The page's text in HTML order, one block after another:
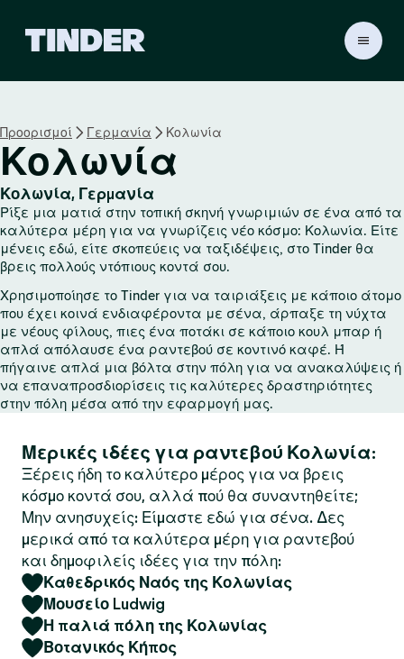
ή
σ
ε
λ
ί
δ
α
T
n
d
e
r
Προορισμοί Γερμανία Κολωνία
Κολωνία
Κολωνία, Γερμανία
Ρίξε μια ματιά στην τοπική σκηνή γνωριμιών σε ένα από τα
καλύτερα μέρη για να γνωρίζεις νέο κόσμο: Κολωνία. Είτε
μένεις εδώ, είτε σκοπεύεις να ταξιδέψεις, στο Tinder θα
βρεις πολλούς ντόπιους κοντά σου.
Χρησιμοποίησε το Tinder για να ταιριάξεις με κάποιο άτομο
που έχει κοινά ενδιαφέροντα με σένα, άρπαξε τη νύχτα
με νέους φίλους, πιες ένα ποτάκι σε κάποιο κουλ μπαρ ή
απλά απόλαυσε ένα ραντεβού σε κοντινό καφέ. Ή
πήγαινε απλά μια βόλτα στην πόλη για να ανακαλύψεις ή
να επαναπροσδιορίσεις τις καλύτερες δραστηριότητες
στην πόλη μέσα από την εφαρμογή μας.
Μερικές ιδέες για ραντεβού Κολωνία:
Ξέρεις ήδη το καλύτερο μέρος για να βρεις
κόσμο κοντά σου, αλλά πού θα συναντηθείτε;
Μην ανησυχείς: Είμαστε εδώ για σένα. Δες
μερικά από τα καλύτερα μέρη για ραντεβού
και δημοφιλείς ιδέες για την πόλη:
Καθεδρικός Ναός της Κολωνίας
Μουσείο Ludwig
Η παλιά πόλη της Κολωνίας
Βοτανικός Κήπος